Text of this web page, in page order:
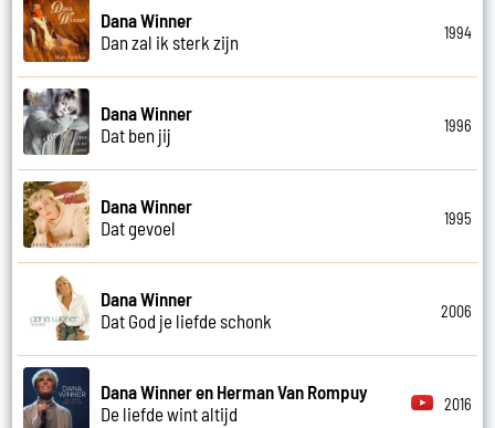
Dana Winner
Dan zal ik sterk zijn
1994
Dana Winner
Dat ben jij
1996
Dana Winner
Dat gevoel
1995
Dana Winner
Dat God je liefde schonk
2006
Dana Winner en Herman Van Rompuy
De liefde wint altijd
2016